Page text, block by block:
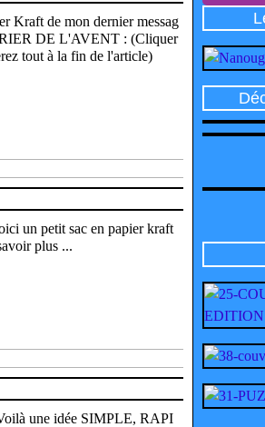
Kraft de mon dernier messag
DE L'AVENT : (Cliquer
tout à la fin de l'article)
un petit sac en papier kraft
plus ...
une idée SIMPLE, RAPI